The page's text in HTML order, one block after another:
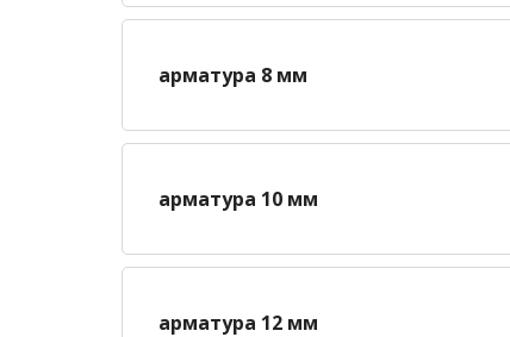
арматура 8 мм
арматура 10 мм
арматура 12 мм